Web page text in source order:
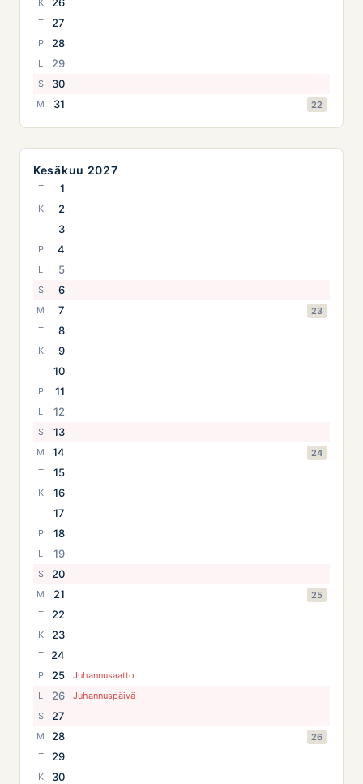
K
T 27
P 28
L 29
S 30
M 31 22
Kesäkuu 2027
T 1
K 2
T 3
P 4
L 5
S 6
M 7
23
T
8
K 9
T 10
P 11
L 12
S 13
M 14
24
T
15
K 16
T 17
P 18
L 19
S 20
M 21
25
T
22
K 23
T 24
P 25
Juhannusaatto
L
26
Juhannuspäivä
S
27
M 28
26
T
29
K 30